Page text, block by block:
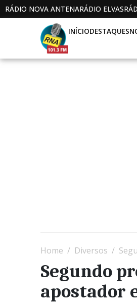
RÁDIO NOVA ANTENARÁDIO ELVAS
INÍCIODESTAQUES
Home Diversos
Segundo
apostador